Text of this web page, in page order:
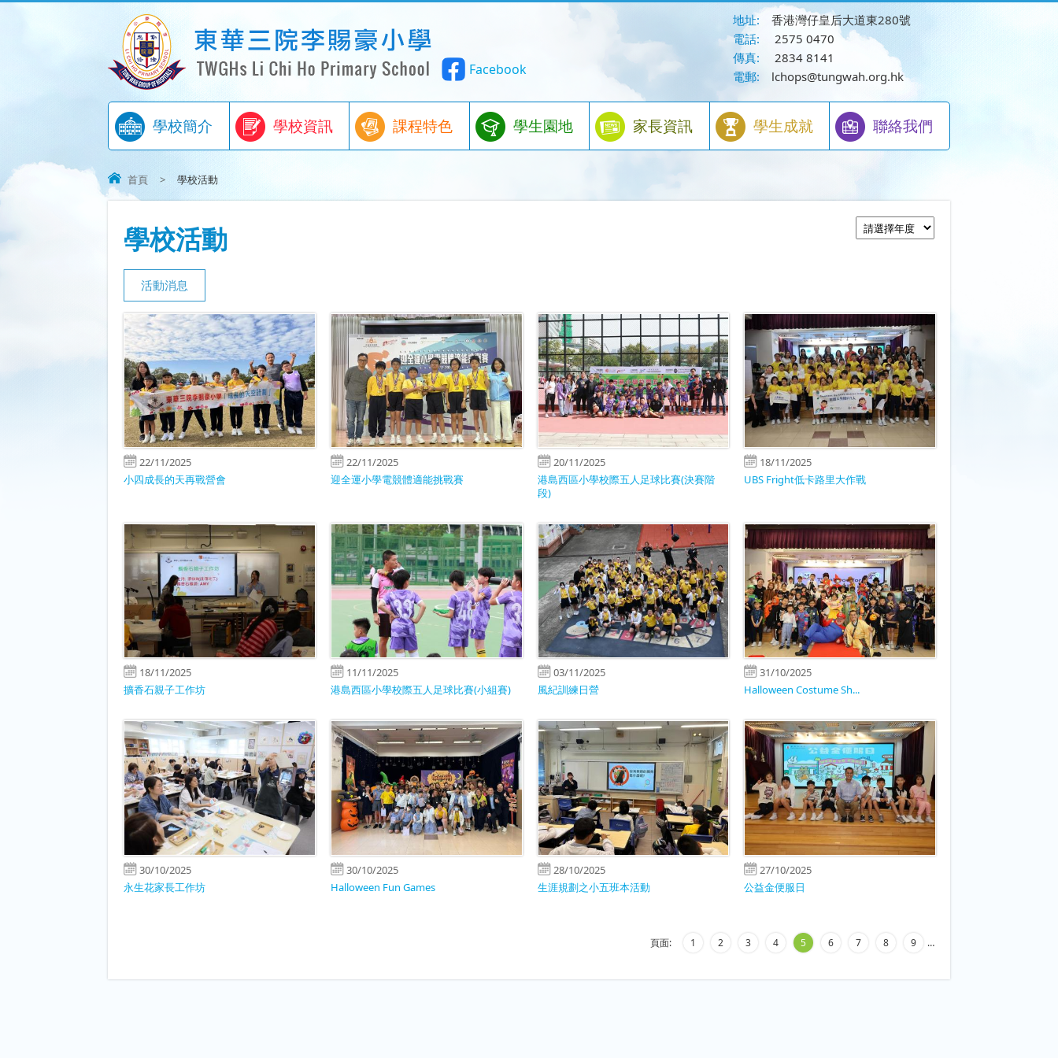
Facebook
地址:
香港灣仔皇后大道東280號
電話:
2575 0470
傳真:
2834 8141
電郵:
lchops@tungwah.org.hk
學校簡介 學校資訊 課程特色 學生園地 家長資訊 學生成就 聯絡我們
首頁 > 學校活動
學校活動
活動消息
22/11/2025
小四成長的天再戰營會
22/11/2025
迎全運小學電競體適能挑戰賽
20/11/2025
港島西區小學校際五人足球比賽(決賽階
段)
18/11/2025
UBS Fright低卡路里大作戰
18/11/2025
擴香石親子工作坊
11/11/2025
港島西區小學校際五人足球比賽(小組賽)
03/11/2025
風紀訓練日營
31/10/2025
Halloween Costume Sh...
30/10/2025
永生花家長工作坊
30/10/2025
Halloween Fun Games
28/10/2025
生涯規劃之小五班本活動
27/10/2025
公益金便服日
頁面: 1 2 3 4 5 6 7 8 9 …